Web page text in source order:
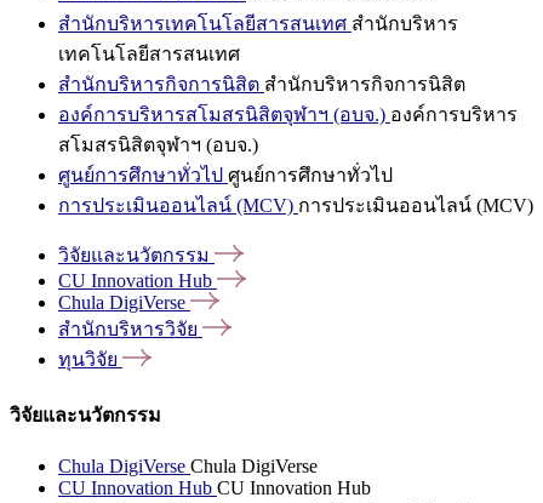
สำนักบริหารเทคโนโลยีสารสนเทศ สำนักบริหาร
เทคโนโลยีสารสนเทศ
สำนักบริหารกิจการนิสิต สำนักบริหารกิจการนิสิต
องค์การบริหารสโมสรนิสิตจุฬาฯ (อบจ.) องค์การบริหาร
สโมสรนิสิตจุฬาฯ (อบจ.)
ศูนย์การศึกษาทั่วไป ศูนย์การศึกษาทั่วไป
การประเมินออนไลน์ (MCV) การประเมินออนไลน์ (MCV)
วิจัยและนวัตกรรม
CU Innovation Hub
Chula DigiVerse
สำนักบริหารวิจัย
ทุนวิจัย
วิจัยและนวัตกรรม
Chula DigiVerse Chula DigiVerse
CU Innovation Hub CU Innovation Hub